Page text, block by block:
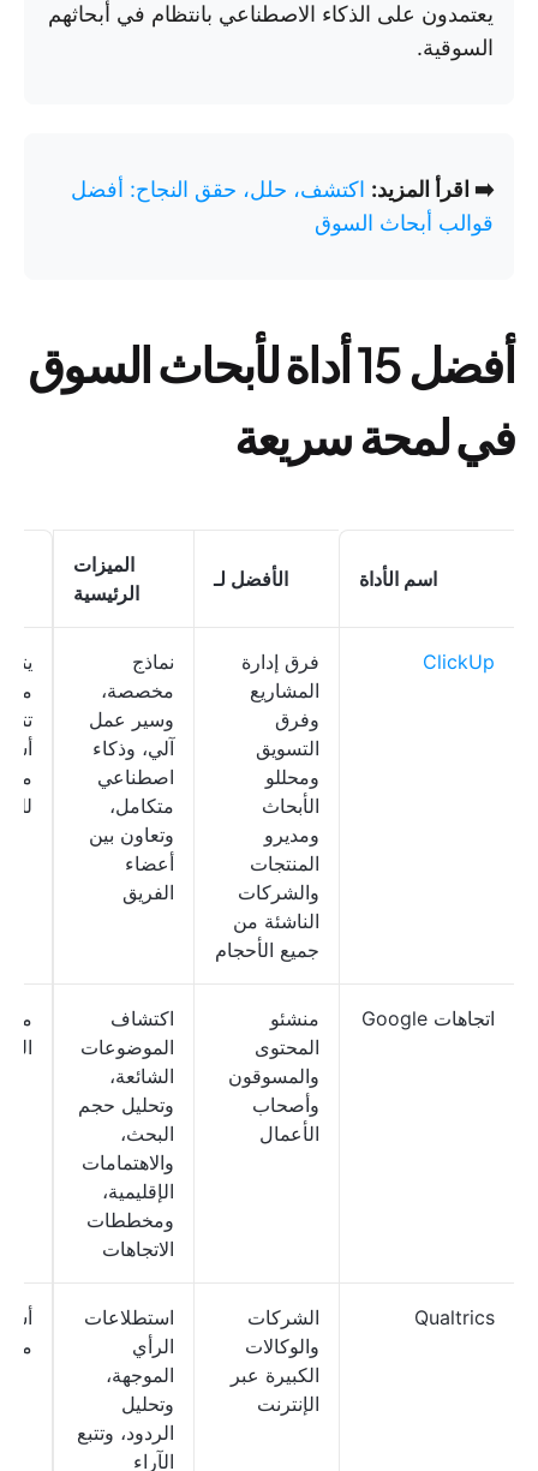
يعتمدون على الذكاء الاصطناعي بانتظام في أبحاثهم
السوقية.
➡️ اقرأ المزيد: اكتشف، حلل، حقق النجاح: أفضل
قوالب أبحاث السوق
أفضل 15 أداة لأبحاث السوق
في لمحة سريعة
اسم الأداة الأفضل لـ
الميزات
الرئيسية
ClickUp
فرق إدارة
المشاريع
وفرق
التسويق
ومحللو
الأبحاث
ومديرو
المنتجات
والشركات
الناشئة من
جميع الأحجام
نماذج
مخصصة،
وسير عمل
آلي، وذكاء
اصطناعي
متكامل،
وتعاون بين
أعضاء
الفريق
اتجاهات Google
منشئو
المحتوى
والمسوقون
وأصحاب
الأعمال
اكتشاف
الموضوعات
الشائعة،
وتحليل حجم
البحث،
والاهتمامات
الإقليمية،
ومخططات
الاتجاهات
الأبد
Qualtrics
الشركات
والوكالات
الكبيرة عبر
الإنترنت
استطلاعات
الرأي
الموجهة،
وتحليل
الردود، وتتبع
الآراء